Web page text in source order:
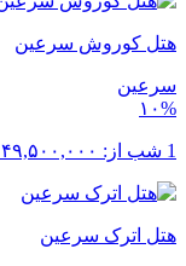
هتل کوروش سرعین
سرعین
۱۰%
1 شب از: ۴۹,۵۰۰,۰۰۰
هتل اترک سرعین